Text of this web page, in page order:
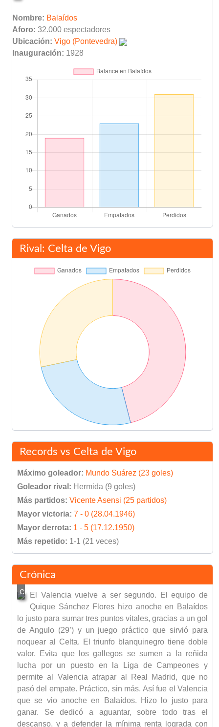
Rubén Baraja
Hugo Viana
David Villa
Nombre: Balaídos
Aforo: 32.000 espectadores
Ubicación: Vigo (Pontevedra)
Inauguración: 1928
Rival: Celta de Vigo
Records vs Celta de Vigo
Máximo goleador: Mundo Suárez (23 goles)
Goleador rival: Hermida (9 goles)
Más partidos: Vicente Asensi (25 partidos)
Mayor victoria: 7 - 0 (28.04.1946)
Mayor derrota: 1 - 5 (17.12.1950)
Más repetido: 1-1 (21 veces)
Crónica
El Valencia vuelve a ser segundo. El equipo de
Quique Sánchez Flores hizo anoche en Balaídos
lo justo para sumar tres puntos vitales, gracias a un gol
de Angulo (29’) y un juego práctico que sirvió para
noquear al Celta. El triunfo blanquinegro tiene doble
valor. Evita que los gallegos se sumen a la reñida
lucha por un puesto en la Liga de Campeones y
permite al Valencia atrapar al Real Madrid, que no
pasó del empate. Práctico, sin más. Así fue el Valencia
que se vio anoche en Balaídos. Hizo lo justo para
ganar. Se dedicó a aguantar, sobre todo tras el
descanso, y a defender la mínima renta lograda con